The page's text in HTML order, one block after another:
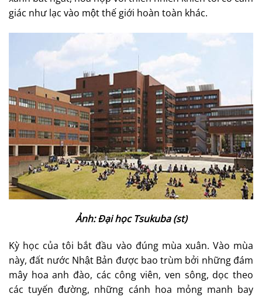
giác như lạc vào một thế giới hoàn toàn khác.
Ảnh: Đại học Tsukuba (st)
Kỳ học của tôi bắt đầu vào đúng mùa xuân. Vào mùa
này, đất nước Nhật Bản được bao trùm bởi những đám
mây hoa anh đào, các công viên, ven sông, dọc theo
các tuyến đường, những cánh hoa mỏng manh bay